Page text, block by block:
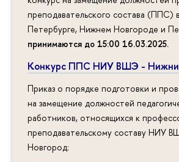
преподавательского состава (ППС)
Петербурге, Нижнем Новгороде и
принимаются до 15:00 16.03.2025.
Конкурс ППС НИУ ВШЭ -
Приказ о порядке подготовки и
на замещение должностей
работников, относящихся к
преподавательскому составу НИУ
Новгород: